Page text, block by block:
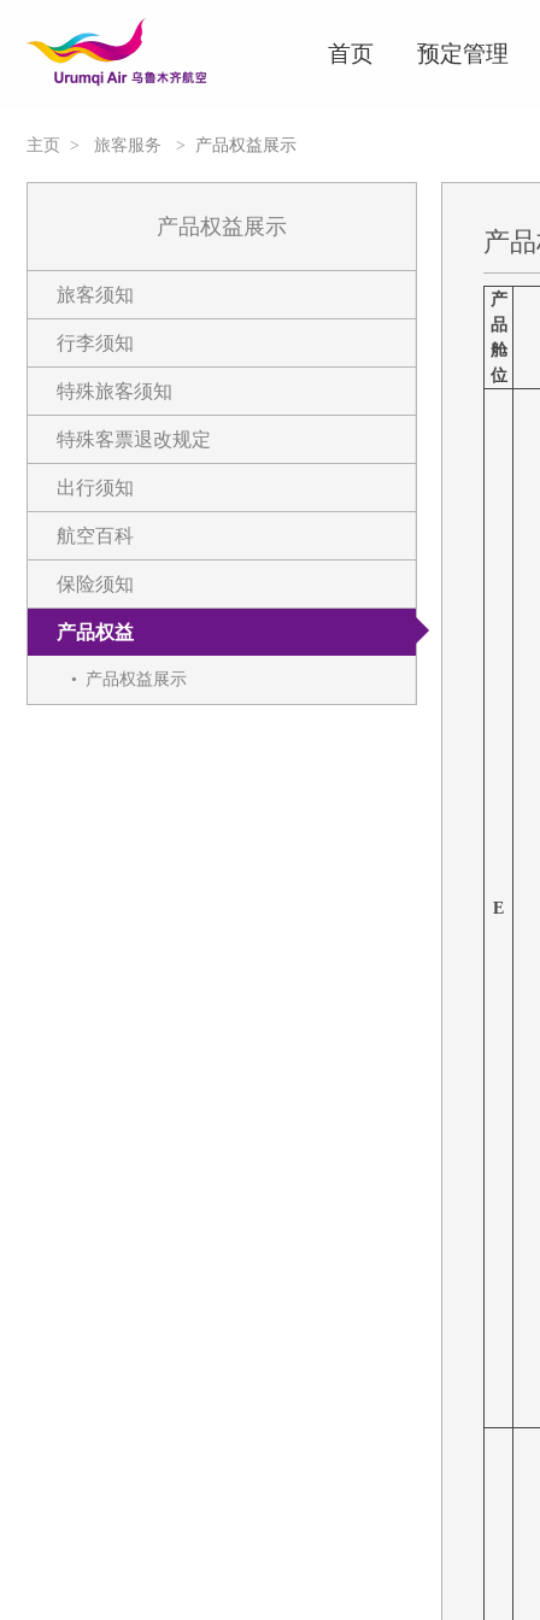
首页 预定管理
主页 > 旅客服务 > 产品权益展示
产品权益展示
旅客须知
行李须知
特殊旅客须知
特殊客票退改规定
出行须知
航空百科
保险须知
产品权益
产品权益展示
产
产
品
舱
位
E